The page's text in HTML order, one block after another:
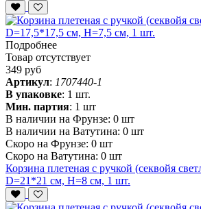
Подробнее
Товар отсутствует
349 руб
Артикул: 1707440-1
В упаковке: 1 шт.
Мин. партия: 1 шт
В наличии на Фрунзе: 0 шт
В наличии на Ватутина: 0 шт
Скоро на Фрунзе: 0 шт
Скоро на Ватутина: 0 шт
Корзина плетеная с ручкой (секвойя
D=21*21 см, H=8 см, 1 шт.